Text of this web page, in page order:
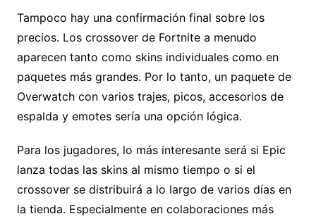
Tampoco hay una confirmación final sobre los
precios. Los crossover de Fortnite a menudo
aparecen tanto como skins individuales como en
paquetes más grandes. Por lo tanto, un paquete de
Overwatch con varios trajes, picos, accesorios de
espalda y emotes sería una opción lógica.
Para los jugadores, lo más interesante será si Epic
lanza todas las skins al mismo tiempo o si el
crossover se distribuirá a lo largo de varios días en
la tienda. Especialmente en colaboraciones más